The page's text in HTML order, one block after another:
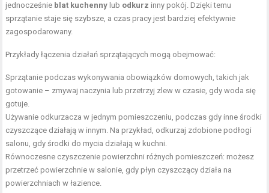
jednocześnie blat kuchenny lub odkurz inny pokój. Dzięki temu
sprzątanie staje się szybsze, a czas pracy jest bardziej efektywnie
zagospodarowany.
Przykłady łączenia działań sprzątających mogą obejmować:
Sprzątanie podczas wykonywania obowiązków domowych, takich jak
gotowanie – zmywaj naczynia lub przetrzyj zlew w czasie, gdy woda się
gotuje.
Używanie odkurzacza w jednym pomieszczeniu, podczas gdy inne środki
czyszczące działają w innym. Na przykład, odkurzaj zdobione podłogi
salonu, gdy środki do mycia działają w kuchni.
Równoczesne czyszczenie powierzchni różnych pomieszczeń: możesz
przetrzeć powierzchnie w salonie, gdy płyn czyszczący działa na
powierzchniach w łazience.